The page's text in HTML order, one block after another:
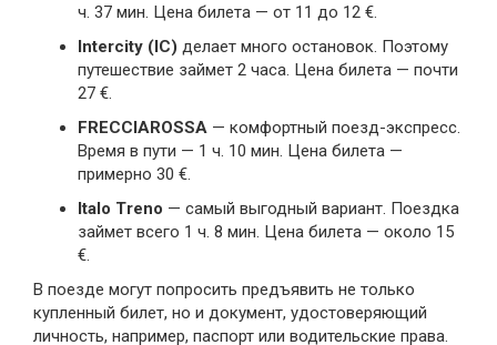
ч. 37 мин. Цена билета — от 11 до 12 €.
Intercity (IC) делает много остановок. Поэтому
путешествие займет 2 часа. Цена билета — почти
27 €.
FRECCIAROSSA — комфортный поезд-экспресс.
Время в пути — 1 ч. 10 мин. Цена билета —
примерно 30 €.
Italo Treno — самый выгодный вариант. Поездка
займет всего 1 ч. 8 мин. Цена билета — около 15
€.
В поезде могут попросить предъявить не только
купленный билет, но и документ, удостоверяющий
личность, например, паспорт или водительские права.